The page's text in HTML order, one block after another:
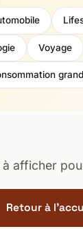
Voyage
afficher
Retour à